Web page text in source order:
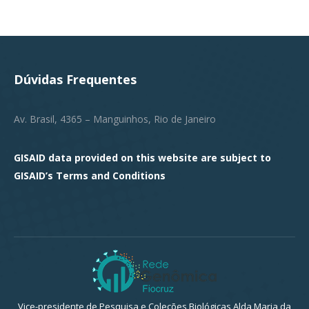
Dúvidas Frequentes
Av. Brasil, 4365 – Manguinhos, Rio de Janeiro
GISAID data provided on this website are subject to
GISAID’s Terms and Conditions
Vice-presidente de Pesquisa e Coleções Biológicas Alda Maria da